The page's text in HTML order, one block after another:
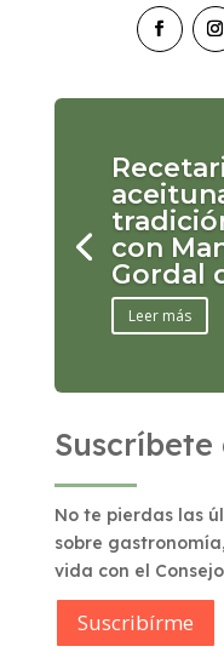
con
Gordal
Leer más
No te pierdas las
sobre
vida con el
Suscribírme